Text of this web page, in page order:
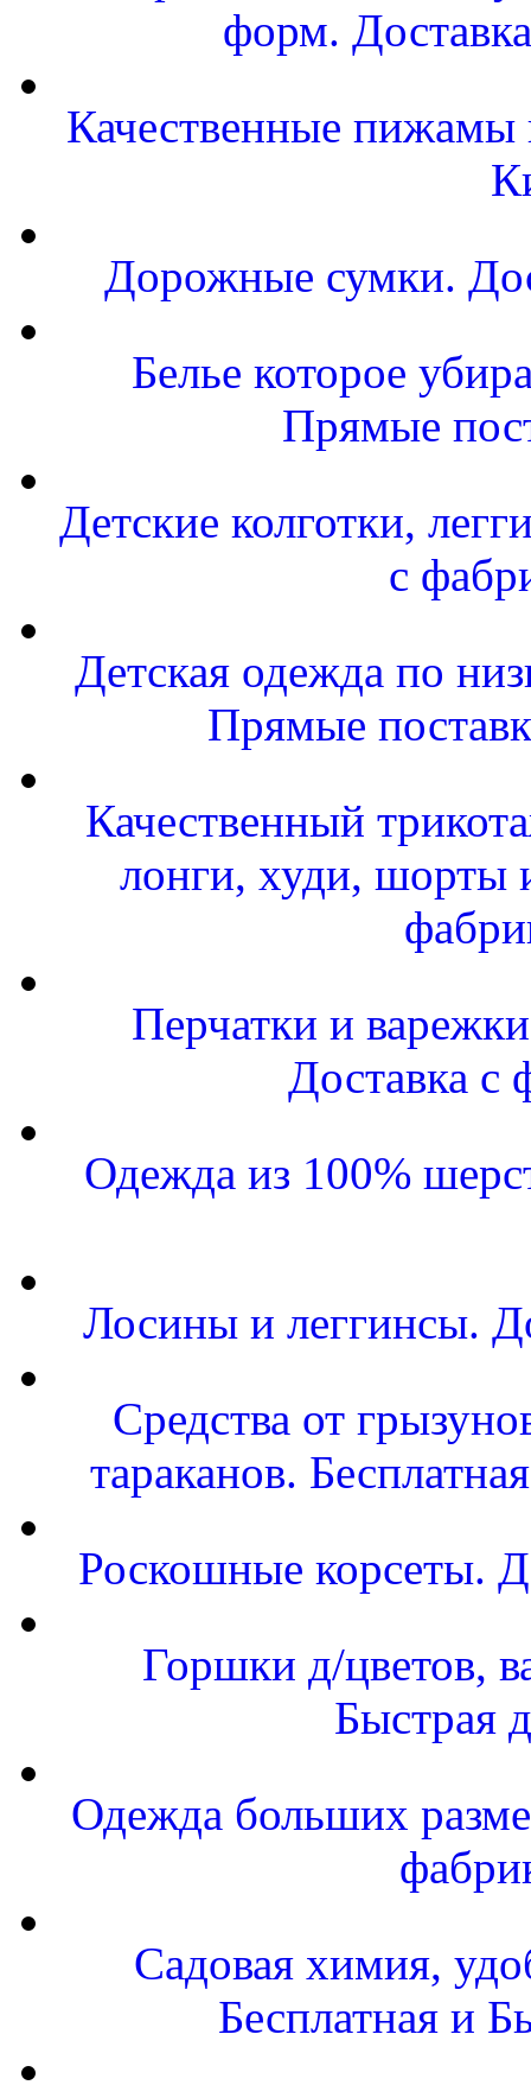
форм.
Качественные пижамы
Дорожные сумки.
Белье которое
Прямые
Детские колготки,
с
Детская одежда по
Прямые
Качественный
лонги, худи, шорты
Перчатки и
Доставка с
Одежда из 100%
Лосины и леггинсы.
Средства от
тараканов.
Роскошные корсеты.
Горшки д/цветов,
Быстрая
Одежда больших
Садовая химия,
Бесплатная и